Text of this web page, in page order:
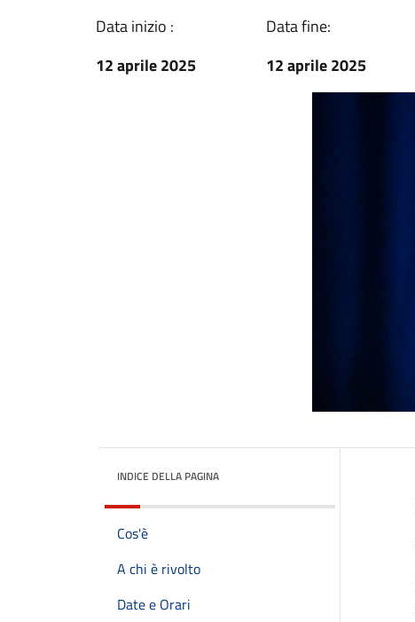
Data inizio :
12 aprile 2025
Data fine:
12 aprile 2025
INDICE DELLA PAGINA
Cos'è
A chi è rivolto
Date e Orari